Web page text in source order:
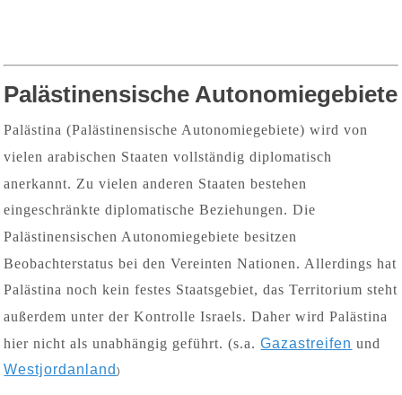
Palästinensische Autonomiegebiete
Palästina (Palästinensische Autonomiegebiete) wird von
vielen arabischen Staaten vollständig diplomatisch
anerkannt. Zu vielen anderen Staaten bestehen
eingeschränkte diplomatische Beziehungen. Die
Palästinensischen Autonomiegebiete besitzen
Beobachterstatus bei den Vereinten Nationen. Allerdings hat
Palästina noch kein festes Staatsgebiet, das Territorium steht
außerdem unter der Kontrolle Israels. Daher wird Palästina
hier nicht als unabhängig geführt. (s.a.Gazastreifen und
Westjordanland)